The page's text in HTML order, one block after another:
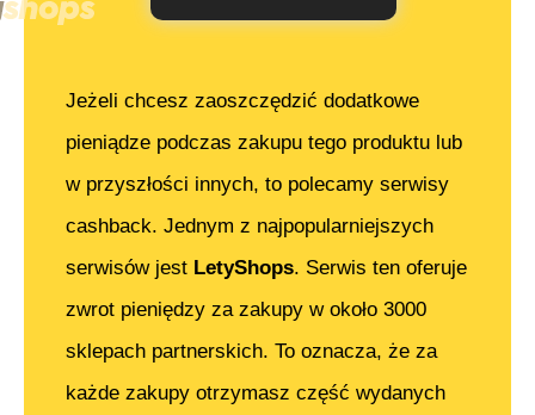
Jeżeli chcesz zaoszczędzić dodatkowe
pieniądze podczas zakupu tego produktu lub
w przyszłości innych, to polecamy serwisy
cashback. Jednym z najpopularniejszych
serwisów jest LetyShops. Serwis ten oferuje
zwrot pieniędzy za zakupy w około 3000
sklepach partnerskich. To oznacza, że za
każde zakupy otrzymasz część wydanych